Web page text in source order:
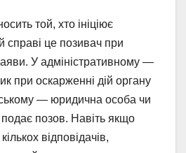
той, хто ініціює
справі це позивач при
У адміністративному —
при оскарженні дій органу
— юридична особа чи
позов. Навіть якщо
відповідачів,